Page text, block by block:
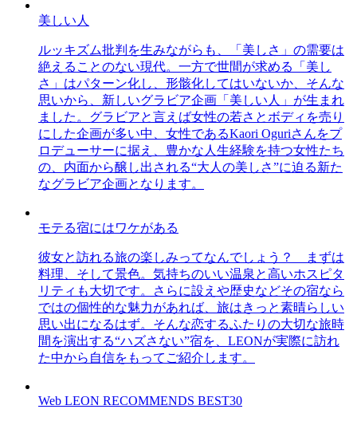
美しい人
ルッキズム批判を生みながらも、「美しさ」の需要は
絶えることのない現代。一方で世間が求める「美し
さ」はパターン化し、形骸化してはいないか、そんな
思いから、新しいグラビア企画「美しい人」が生まれ
ました。グラビアと言えば女性の若さとボディを売り
にした企画が多い中、女性であるKaori Oguriさんをプ
ロデューサーに据え、豊かな人生経験を持つ女性たち
の、内面から醸し出される“大人の美しさ”に迫る新た
なグラビア企画となります。
モテる宿にはワケがある
彼女と訪れる旅の楽しみってなんでしょう？ まずは
料理、そして景色。気持ちのいい温泉と高いホスピタ
リティも大切です。さらに設えや歴史などその宿なら
ではの個性的な魅力があれば、旅はきっと素晴らしい
思い出になるはず。そんな恋するふたりの大切な旅時
間を演出する“ハズさない”宿を、LEONが実際に訪れ
た中から自信をもってご紹介します。
Web LEON RECOMMENDS BEST30